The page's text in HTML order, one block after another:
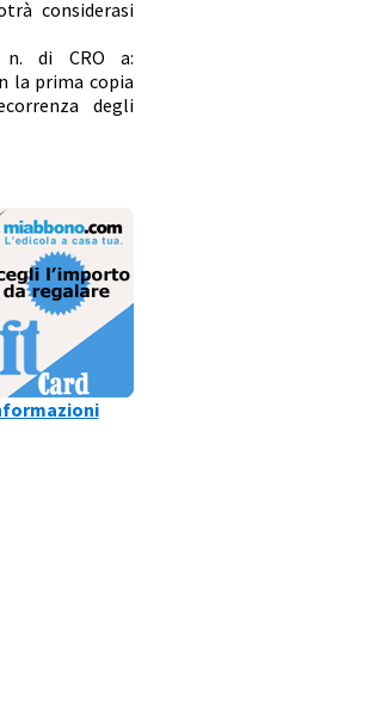
considerasi
di CRO a:
la prima copia
degli